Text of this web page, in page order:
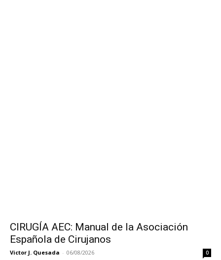
CIRUGÍA AEC: Manual de la Asociación
Española de Cirujanos
Victor J. Quesada - 06/08/2026 0